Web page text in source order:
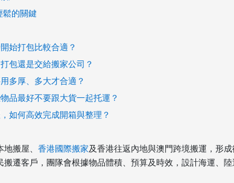
鬆的關鍵
始打包比較合適？
包還是交給搬家公司？
多厚、多大才合適？
品最好不要跟大貨一起托運？
如何高效完成開箱與整理？
搬屋、 香港國際搬家及香港往返內地與澳門跨境搬運，形
搬遷客戶，團隊會根據物品體積、預算及時效，設計海運、